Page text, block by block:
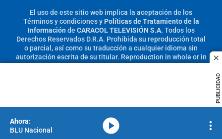
PUBLICIDAD
El uso de este sitio web implica la aceptación de los
Términos y condicionesy Políticas de Tratamiento de la
Información de CARACOL TELEVISIÓN S.A. Todos los
Derechos Reservados D.R.A. Prohibida su reproducción total
o parcial, así como su traducción a cualquier idioma sin
autorización escrita de su titular. Reproduction in whole or in
BLU Nacional